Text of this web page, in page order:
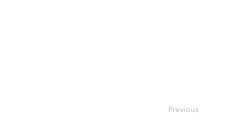
Previous